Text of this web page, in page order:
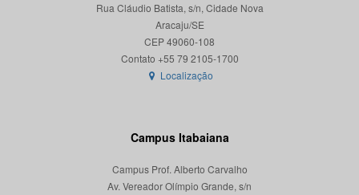
Rua Cláudio Batista, s/n, Cidade Nova
Aracaju/SE
CEP 49060-108
Localização
Campus Itabaiana
Campus Prof. Alberto Carvalho
Av. Vereador Olímpio Grande, s/n